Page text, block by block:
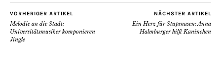
VORHERIGER ARTIKEL
Melodie an die Stadt:
Universitätsmusiker komponieren
Jingle
NÄCHSTER ARTIKEL
Ein Herz für Stupsnasen: Anna
Halmburger hilft Kaninchen